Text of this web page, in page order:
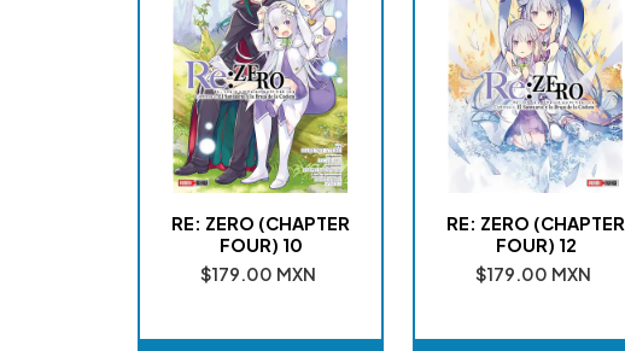
RE: ZERO (CHAPTER
FOUR) 10
$179.00 MXN
RE: ZERO (CHAPTER
FOUR) 12
$179.00 MXN